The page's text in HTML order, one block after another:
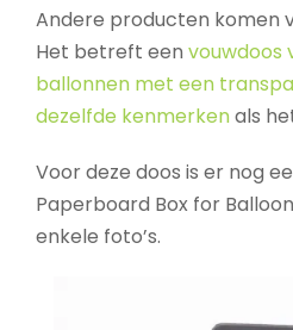
Andere producten komen
Het betreft een vouwdoos
ballonnen met een
dezelfde kenmerkenals
Voor deze doos is er nog
Paperboard Box for
enkele foto’s.